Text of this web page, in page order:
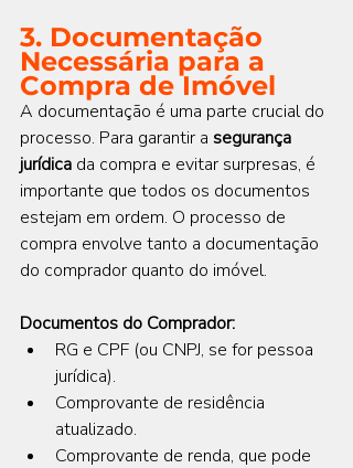
3. Documentação
Necessária para a
Compra de Imóvel
A documentação é uma parte crucial do
processo. Para garantir a segurança
jurídica da compra e evitar surpresas, é
importante que todos os documentos
estejam em ordem. O processo de
compra envolve tanto a documentação
do comprador quanto do imóvel.
Documentos do Comprador:
RG e CPF (ou CNPJ, se for pessoa
jurídica).
Comprovante de residência
atualizado.
Comprovante de renda, que pode